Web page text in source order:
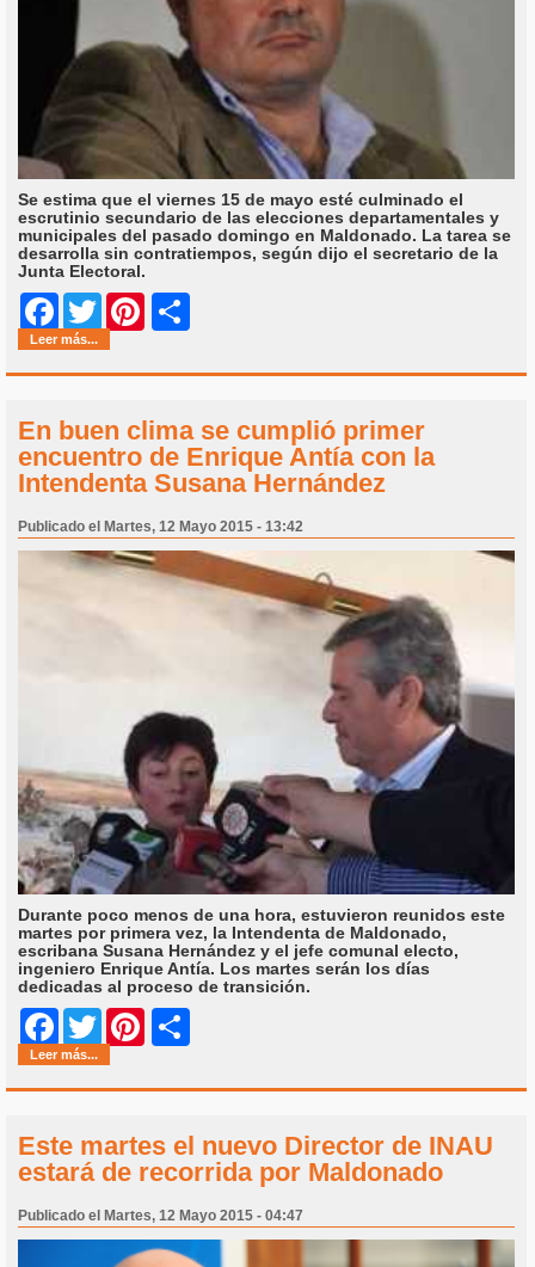
Se estima que el viernes 15 de mayo esté culminado el
escrutinio secundario de las elecciones departamentales y
municipales del pasado domingo en Maldonado. La tarea se
desarrolla sin contratiempos, según dijo el secretario de la
Junta Electoral.
Facebook
Twitter Pinterest
Leer más...
En buen clima se cumplió primer
encuentro de Enrique Antía con la
Intendenta Susana Hernández
Publicado el Martes, 12 Mayo 2015 - 13:42
Durante poco menos de una hora, estuvieron reunidos este
martes por primera vez, la Intendenta de Maldonado,
escribana Susana Hernández y el jefe comunal electo,
ingeniero Enrique Antía. Los martes serán los días
dedicadas al proceso de transición.
Facebook
Twitter Pinterest
Leer más...
Este martes el nuevo Director de INAU
estará de recorrida por Maldonado
Publicado el Martes, 12 Mayo 2015 - 04:47